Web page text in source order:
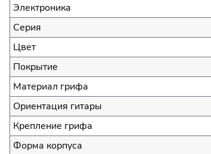
Электроника
Серия
Цвет
Покрытие
Материал грифа
Ориентация гитары
Крепление грифа
Форма корпуса